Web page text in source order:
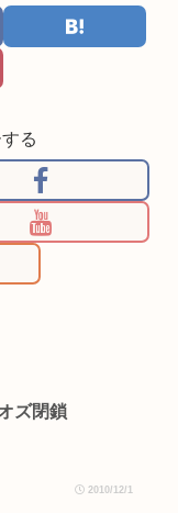
る
ズ閉鎖
2010/12/1